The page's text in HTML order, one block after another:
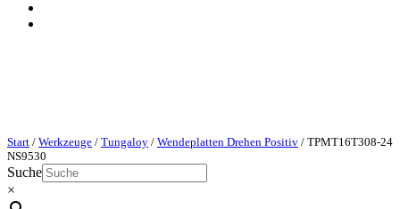
Start / Werkzeuge / Tungaloy / Wendeplatten Drehen Positiv / TPMT16T308-24
NS9530
Suche
×